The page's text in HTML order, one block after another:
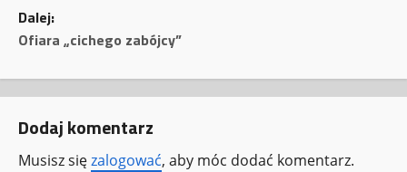
b
c
z
Dalej:
Ofiara „cichego zabójcy”
Dodaj komentarz
Musisz sięzalogować, aby móc dodać komentarz.